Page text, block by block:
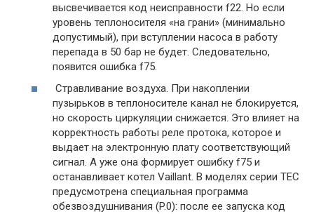
высвечивается код неисправности f22. Но если
уровень теплоносителя «на грани» (минимально
допустимый), при вступлении насоса в работу
перепада в 50 бар не будет. Следовательно,
появится ошибка f75.
Стравливание воздуха. При накоплении
пузырьков в теплоносителе канал не блокируется,
но скорость циркуляции снижается. Это влияет на
корректность работы реле протока, которое и
выдает на электронную плату соответствующий
сигнал. А уже она формирует ошибку f75 и
останавливает котел Vaillant. В моделях серии TEC
предусмотрена специальная программа
обезвоздушнивания (P.0): после ее запуска код